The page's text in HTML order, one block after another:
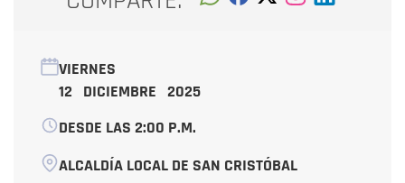
VIERNES
12 DICIEMBRE 2025
DESDE LAS 2:00 P.M.
ALCALDÍA LOCAL DE SAN CRISTÓBAL